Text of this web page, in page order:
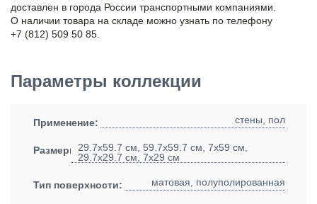
доставлен в города России транспортными компаниями.
О наличии товара на складе можно узнать по телефону
+7 (812) 509 50 85.
Параметры коллекции
Применение: стены, пол
Размеры:29.7x59.7 см, 59.7x59.7 см, 7x59 см,
29.7x29.7 см, 7x29 см
Тип поверхности: матовая, полуполированная